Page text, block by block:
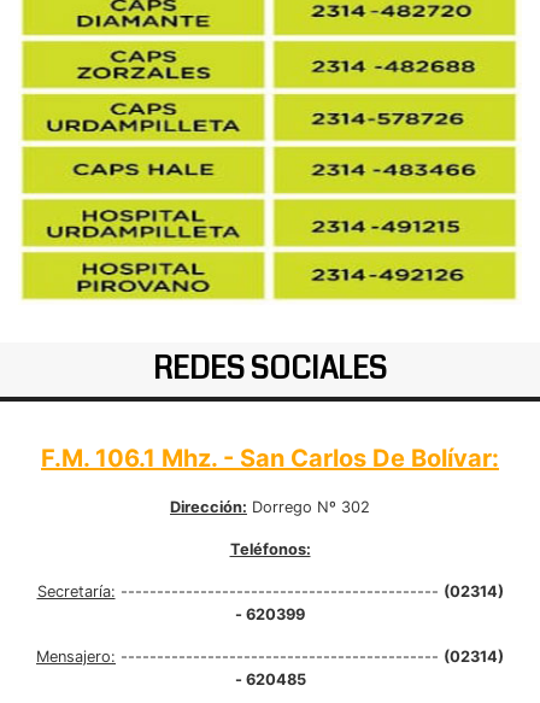
REDES SOCIALES
F.M. 106.1 Mhz. - San Carlos De Bolívar:
Dirección: Dorrego Nº 302
Teléfonos:
Secretaría: -------------------------------------------- (02314)
- 620399
Mensajero: -------------------------------------------- (02314)
- 620485